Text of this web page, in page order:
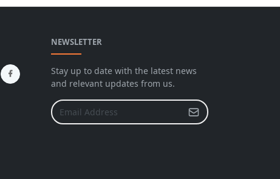
NEWSLETTER
Stay up to date with the latest news
and relevant updates from us.